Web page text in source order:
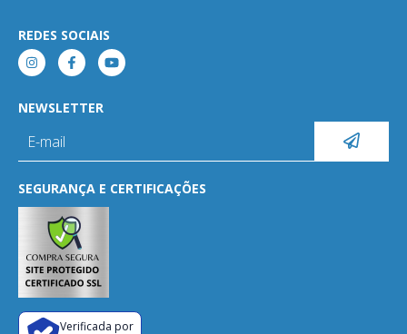
REDES SOCIAIS
NEWSLETTER
SEGURANÇA E CERTIFICAÇÕES
Verificada por